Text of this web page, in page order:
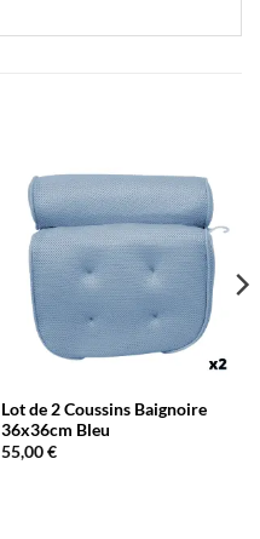
Lot de 2 Coussins Baignoire
36x36cm Bleu
55,00€